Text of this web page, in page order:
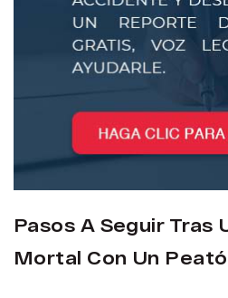
Pasos A Seguir Tras
Mortal Con Un